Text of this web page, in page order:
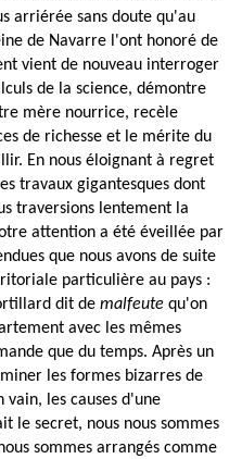
arriérée sans doute qu'au
de Navarre l'ont honoré de
vient de nouveau interroger
de la science, démontre
mère nourrice, recèle
de richesse et le mérite du
En nous éloignant à regret
travaux gigantesques dont
traversions lentement la
attention a été éveillée par
que nous avons de suite
particulière au pays :
dit de malfeute qu'on
avec les mêmes
que du temps. Après un
les formes bizarres de
vain, les causes d'une
le secret, nous nous sommes
sommes arrangés comme